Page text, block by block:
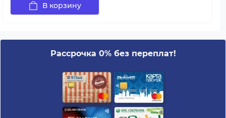
В корзину
Рассрочка 0% без переплат!